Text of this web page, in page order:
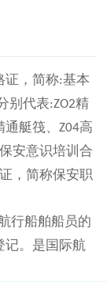
证，简称:基本
别代表:ZO2精
通艇筏、Z04高
保安意识培训合
，简称保安职
行船舶船员的
记。是国际航